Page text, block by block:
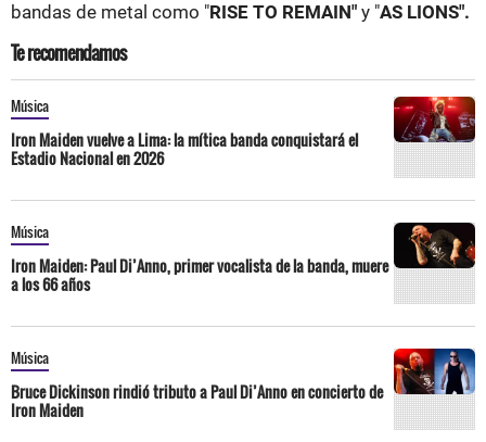
bandas de metal como "RISE TO REMAIN" y "AS LIONS".
Te recomendamos
Música
Iron Maiden vuelve a Lima: la mítica banda conquistará el
Estadio Nacional en 2026
Música
Iron Maiden: Paul Di’Anno, primer vocalista de la banda, muere
a los 66 años
Música
Bruce Dickinson rindió tributo a Paul Di’Anno en concierto de
Iron Maiden